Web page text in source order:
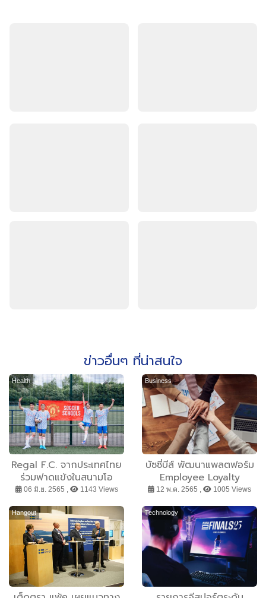
ข่าวอื่นๆ ที่น่าสนใจ
Health
Regal F.C. จากประเทศไทย
ร่วมฟาดแข้งในสนามโอ
ลด์แทรฟฟอร์ด กระทบไหล่
กับ 5 ตำนานปีศาจแดง ใน
กิจกรรม Regal F.C.
Global Game Day by
Chivas The Blend
06 มิ.ย. 2565 , 1143 Views
Business
บัซซี่บีส์ พัฒนาแพลตฟอร์ม
Employee Loyalty
Program สร้าง
ประสบการณ์ในการมีส่วน
ร่วมของพนักงาน อีกจิกซอว์
สำคัญในยุค WFH ช่วยขับ
เคลื่อนการทำงานวิถีใหม่
12 พ.ค. 2565 , 1005 Views
Hangout Technology